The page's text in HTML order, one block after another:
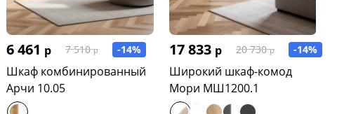
6 461 р 7 510 р -14%
Шкаф комбинированный
Арчи 10.05
17 833 р 20 730 р -14%
Широкий шкаф-комод
Мори МШ1200.1